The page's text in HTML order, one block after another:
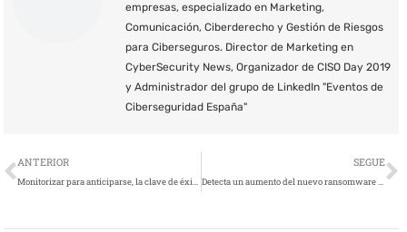
empresas, especializado en Marketing,
Comunicación, Ciberderecho y Gestión de Riesgos
para Ciberseguros. Director de Marketing en
CyberSecurity News, Organizador de CISO Day 2019
y Administrador del grupo de LinkedIn "Eventos de
Ciberseguridad España"
Ant
ANTERIOR
Monitorizar para anticiparse, la clave de éxito contra los Ciberataques
SEGUE
Detecta un aumento del nuevo ransomware autodenominado MegaCortex